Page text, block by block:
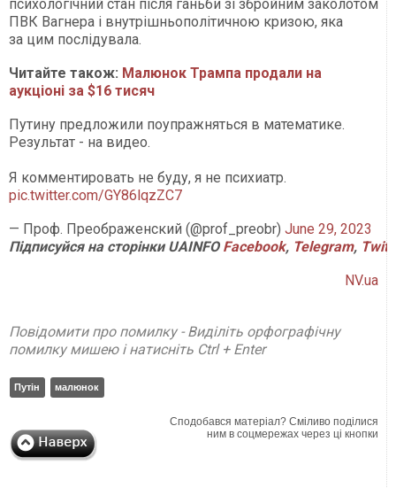
психологічний стан після ганьби зі збройним заколотом
ПВК Вагнера і внутрішньополітичною кризою, яка
за цим послідувала.
Читайте також: Малюнок Трампа продали на
аукціоні за $16 тисяч
Путину предложили поупражняться в математике.
Результат - на видео.
Я комментировать не буду, я не психиатр.
pic.twitter.com/GY86lqzZC7
— Проф. Преображенский (@prof_preobr) June 29, 2023
Підписуйся на сторінки UAINFO Facebook, Telegram,
NV.ua
Повідомити про помилку - Виділіть орфографічну
помилку мишею і натисніть Ctrl + Enter
Путін малюнок
Сподобався матеріал? Сміливо поділися
ним в соцмережах через ці кнопки